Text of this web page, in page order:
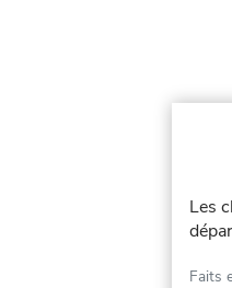
Les
Faits